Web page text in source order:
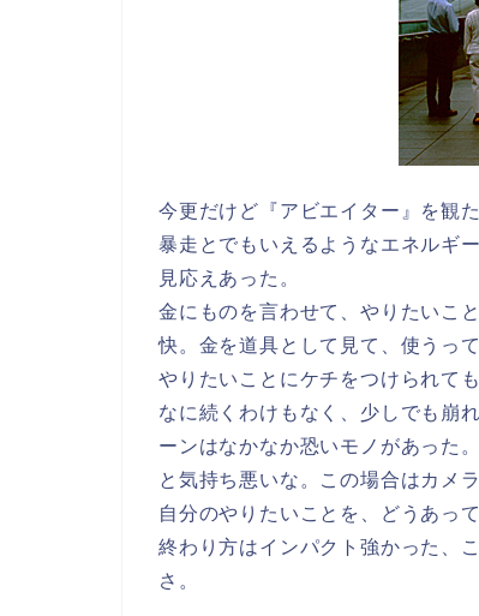
今更だけど『アビエイター』を観た
暴走とでもいえるようなエネルギ
見応えあった。
金にものを言わせて、やりたいこ
快。金を道具として見て、使うっ
やりたいことにケチをつけられて
なに続くわけもなく、少しでも崩
ーンはなかなか恐いモノがあった
と気持ち悪いな。この場合はカメ
自分のやりたいことを、どうあっ
終わり方はインパクト強かった、
さ。